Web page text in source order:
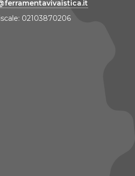
02103870206